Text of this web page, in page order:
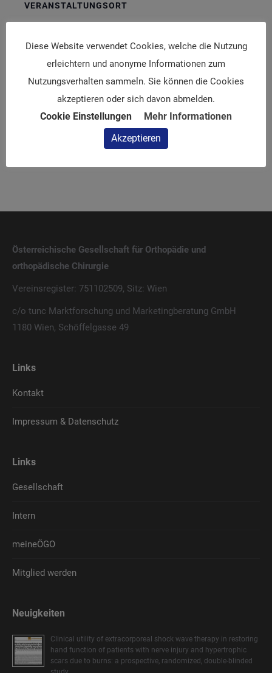
VERANSTALTUNGSORT
Friedrich-Ebert-Allee
Wiesbaden, 65185 Germany Google Karte anzeigen
CCJR® 2025 – Current
Concepts in Joint
ISAC 2025: 1st International
Shoulder Arthroplasty Conference
Österreichische Gesellschaft für Orthopädie und
orthopädische Chirurgie
Vereinsregister: 751102509, Sitz: Wien
c/o tunc Marktforschung und Marketingberatung GmbH
1180 Wien, Schöffelgasse 49
Links
Kontakt
Impressum & Datenschutz
Links
Gesellschaft
Intern
meineÖGO
Mitglied werden
Neuigkeiten
Clinical utility of extracorporeal shock wave therapy in restoring
hand function of patients with nerve injury and hypertrophic
scars due to burns: a prospective, randomized, double-blinded
Diese Website verwendet Cookies, welche die Nutzung
erleichtern und anonyme Informationen zum
Nutzungsverhalten sammeln. Sie können die Cookies
akzeptieren oder sich davon abmelden.
Cookie Einstellungen
Mehr Informationen
Akzeptieren